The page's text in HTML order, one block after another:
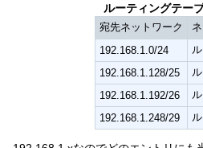
ルーティングテー
宛先ネットワーク
192.168.1.0/24
192.168.1.128/25
192.168.1.192/26
192.168.1.248/29